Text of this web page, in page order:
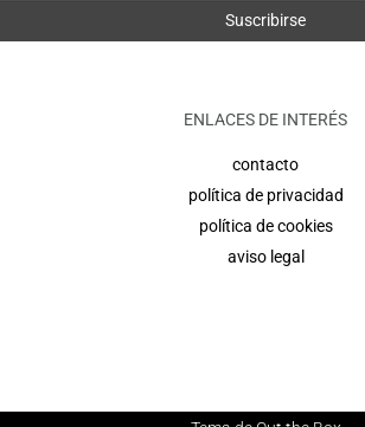
ENLACES DE INTERÉS
contacto
política de privacidad
política de cookies
aviso legal